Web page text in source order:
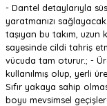
- Dantel detaylarıyla
yaratmanızı
taşıyan bu takım, uzun
sayesinde cildi tahriş
vücuda tam oturur.; -
kullanılmış olup, yerli
Sıfır yakaya sahip
boyu mevsimsel